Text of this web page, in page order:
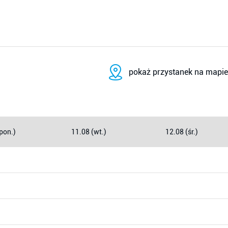
pokaż przystanek na mapie
11.08 (wt.) 12.08 (śr.)